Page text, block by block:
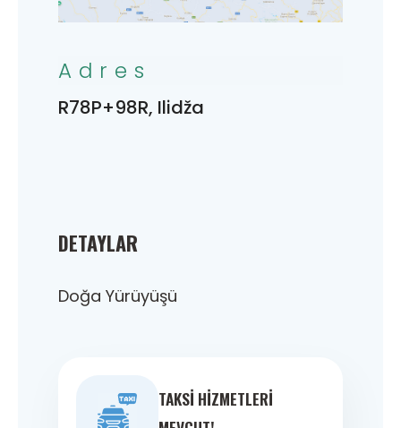
DETAYLAR
Doğa Yürüyüşü
TAKSI HIZMETLERI
Adres
R78P+98R, Ilidža